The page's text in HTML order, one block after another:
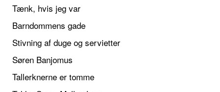
Tænk, hvis jeg var
Barndommens gade
Stivning af duge og servietter
Søren Banjomus
Tallerknerne er tomme